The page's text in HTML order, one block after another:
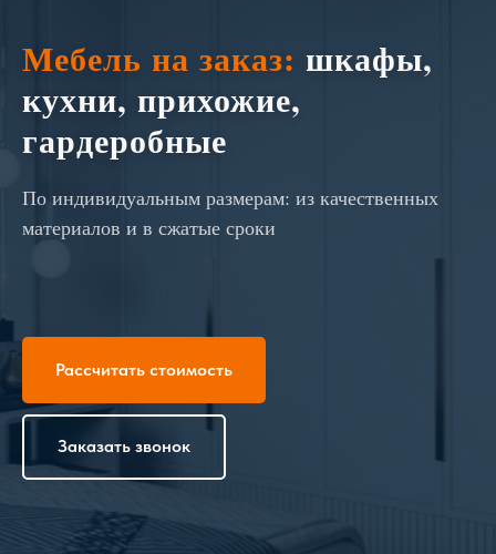
Мебель на заказ: шкафы,
кухни, прихожие,
гардеробные
По индивидуальным размерам: из качественных
материалов и в сжатые сроки
Рассчитать стоимость
Заказать звонок